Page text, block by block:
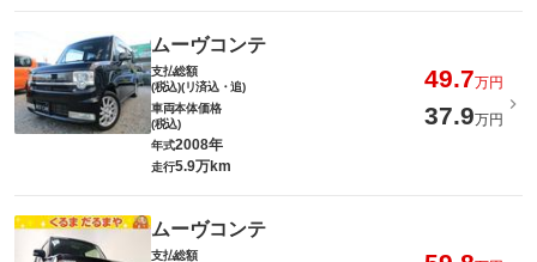
ムーヴコンテ
支払総額
(税込)(リ済込・追)
49.7万円
車両本体価格
(税込)
37.9万円
年式2008年
走行5.9万km
ムーヴコンテ
支払総額